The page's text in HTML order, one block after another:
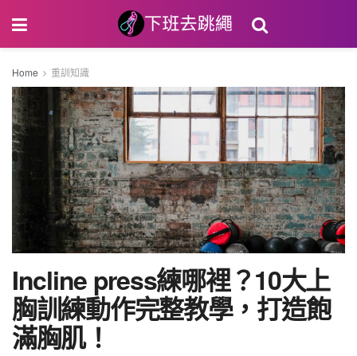
Home 重訓知識
Incline press練哪裡？10大上
胸訓練動作完整教學，打造飽
滿胸肌！